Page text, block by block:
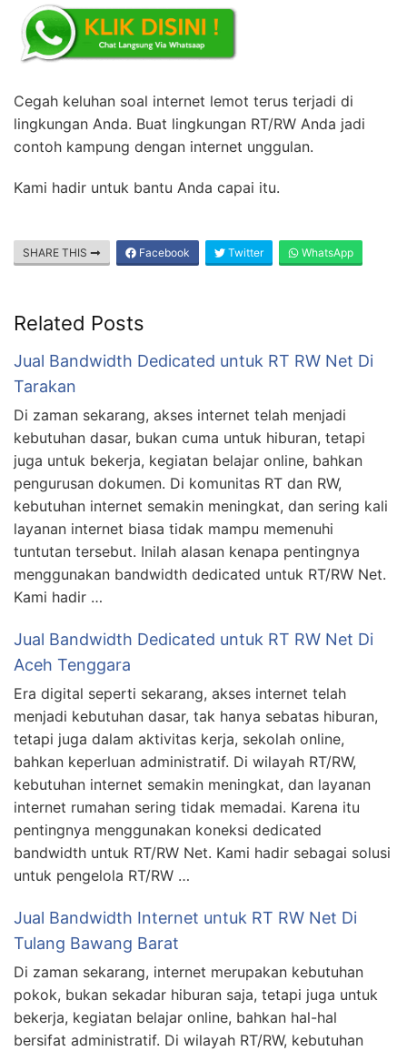
Cegah keluhan soal internet lemot terus terjadi di
lingkungan Anda. Buat lingkungan RT/RW Anda jadi
contoh kampung dengan internet unggulan.
Kami hadir untuk bantu Anda capai itu.
SHARE THIS Facebook Twitter WhatsApp
Related Posts
Jual Bandwidth Dedicated untuk RT RW Net Di
Tarakan
Di zaman sekarang, akses internet telah menjadi
kebutuhan dasar, bukan cuma untuk hiburan, tetapi
juga untuk bekerja, kegiatan belajar online, bahkan
pengurusan dokumen. Di komunitas RT dan RW,
kebutuhan internet semakin meningkat, dan sering kali
layanan internet biasa tidak mampu memenuhi
tuntutan tersebut. Inilah alasan kenapa pentingnya
menggunakan bandwidth dedicated untuk RT/RW Net.
Kami hadir …
Jual Bandwidth Dedicated untuk RT RW Net Di
Aceh Tenggara
Era digital seperti sekarang, akses internet telah
menjadi kebutuhan dasar, tak hanya sebatas hiburan,
tetapi juga dalam aktivitas kerja, sekolah online,
bahkan keperluan administratif. Di wilayah RT/RW,
kebutuhan internet semakin meningkat, dan layanan
internet rumahan sering tidak memadai. Karena itu
pentingnya menggunakan koneksi dedicated
bandwidth untuk RT/RW Net. Kami hadir sebagai solusi
untuk pengelola RT/RW …
Jual Bandwidth Internet untuk RT RW Net Di
Tulang Bawang Barat
Di zaman sekarang, internet merupakan kebutuhan
pokok, bukan sekadar hiburan saja, tetapi juga untuk
bekerja, kegiatan belajar online, bahkan hal-hal
bersifat administratif. Di wilayah RT/RW, kebutuhan